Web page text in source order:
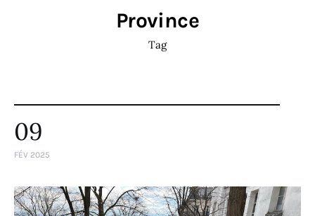
Sport
Société
Idées
Province
Tag
09
FÉV 2025